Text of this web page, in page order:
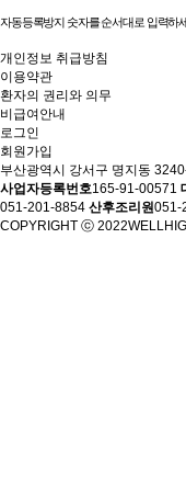
자동등록방지 숫자를 순서대로 입력하
개인정보 취급방침
이용약관
환자의 권리와 의무
비급여안내
로그인
회원가입
부산광역시 강서구 명지동
사업자등록번호165-91-00571
051-201-8854 산후조리원051-
COPYRIGHT ⓒ